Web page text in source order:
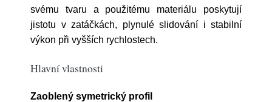
svému tvaru a použitému materiálu poskytují
jistotu v zatáčkách, plynulé slidování i stabilní
výkon při vyšších rychlostech.
Hlavní vlastnosti
Zaoblený symetrický profil